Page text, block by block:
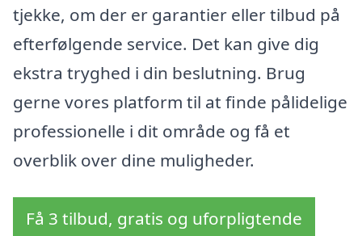
tjekke, om der er garantier eller tilbud på
efterfølgende service. Det kan give dig
ekstra tryghed i din beslutning. Brug
gerne vores platform til at finde pålidelige
professionelle i dit område og få et
overblik over dine muligheder.
Få 3 tilbud, gratis og uforpligtende